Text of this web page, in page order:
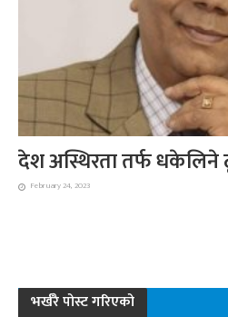
देश अस्थिरता तर्फ धकेलिने
February 24, 2023
भर्खरै पोस्ट गरिएको